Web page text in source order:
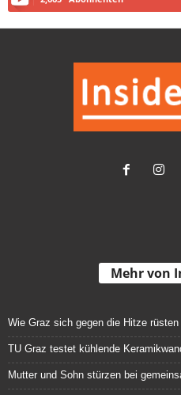
Mehr von
Wie Graz sich gegen die Hitze rüsten
TU Graz testet kühlende
Mutter und Sohn stürzen bei